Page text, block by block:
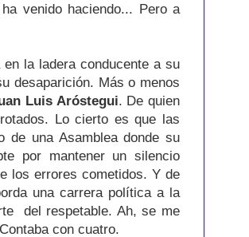
venido haciendo... Pero a
la ladera conducente a su
desaparición. Más o menos
Luis Aróstegui. De quien
Lo cierto es que las
de una Asamblea donde su
por mantener un silencio
los errores cometidos. Y de
una carrera política a la
del respetable. Ah, se me
con cuatro.